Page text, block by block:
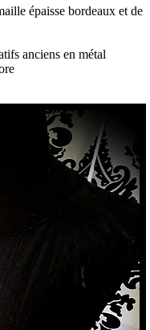
épaisse bordeaux et de
anciens en métal